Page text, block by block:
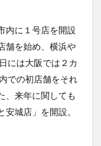
内に１号店を開設
舗を始め、横浜や
には大阪では２カ
での初店舗をそれ
、来年に関しても
城店」を開設。